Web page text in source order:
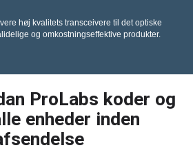
høj kvalitets transceivere til det optiske
og omkostningseffektive produkter.
ProLabs koder og
enheder inden